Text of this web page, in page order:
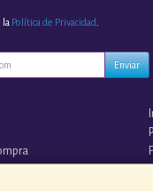
la Política de Privacidad.
Enviar